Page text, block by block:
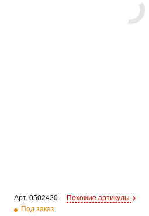
Арт. 0502420
Похожие артикулы
Под заказ